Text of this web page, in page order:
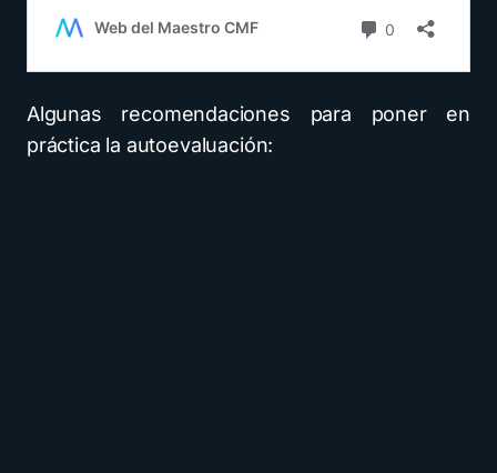
Algunas recomendaciones para poner en
práctica la autoevaluación: